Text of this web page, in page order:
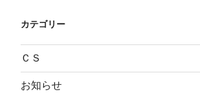
カテゴリー
ＣＳ
お知らせ